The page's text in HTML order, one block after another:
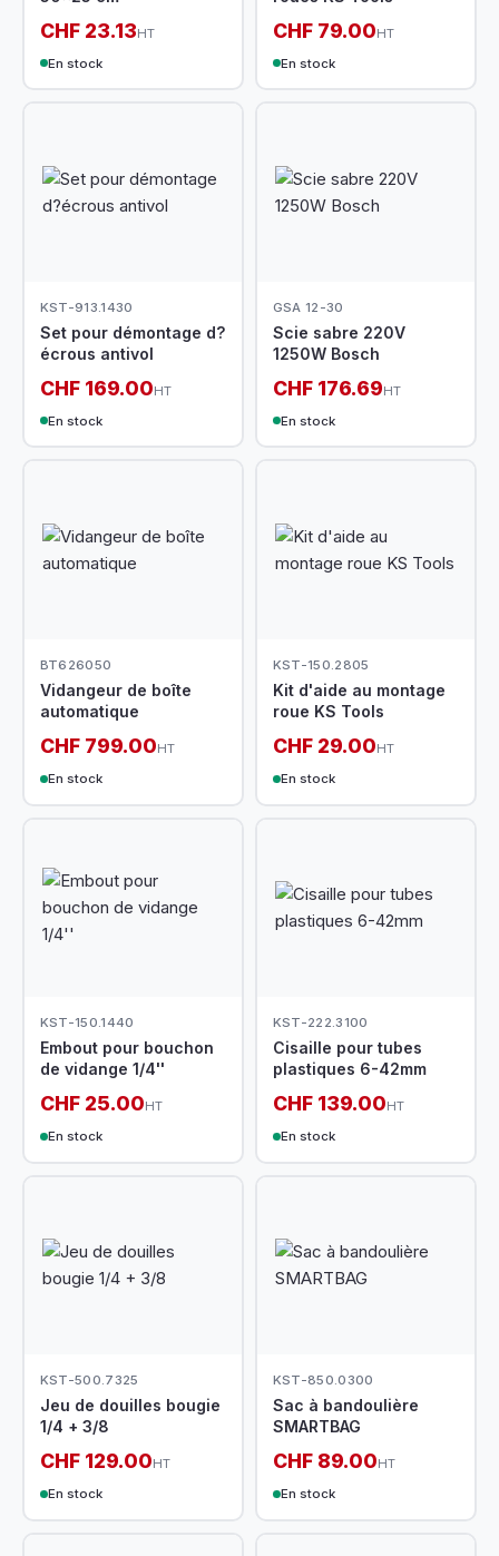
CHF 23.13HT
En stock
CHF 79.00HT
En stock
KST-913.1430
Set pour démontage d?
écrous antivol
CHF 169.00HT
En stock
GSA 12-30
Scie sabre 220V
1250W Bosch
CHF 176.69HT
En stock
BT626050
Vidangeur de boîte
automatique
CHF 799.00HT
En stock
KST-150.2805
Kit d'aide au montage
roue KS Tools
CHF 29.00HT
En stock
KST-150.1440
Embout pour bouchon
de vidange 1/4''
CHF 25.00HT
En stock
KST-222.3100
Cisaille pour tubes
plastiques 6-42mm
CHF 139.00HT
En stock
KST-500.7325
Jeu de douilles bougie
1/4 + 3/8
CHF 129.00HT
En stock
KST-850.0300
Sac à bandoulière
SMARTBAG
CHF 89.00HT
En stock